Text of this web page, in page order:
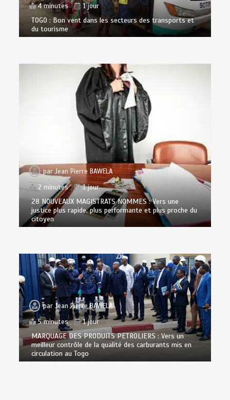
4 minutes
1 jour
TOGO : Bon vent dans les secteurs des transports et
du tourisme
parJean Pierre BAWELA
2 minutes
1 jour
28 NOUVEAUX MAGISTRATS NOMMES : Vers une
justice plus rapide, plus performante et plus proche du
citoyen
parJean Pierre BAWELA
5 minutes
1 jour
MARQUAGE DES PRODUITS PETROLIERS : Vers un
meilleur contrôle de la qualité des carburants mis en
circulation au Togo